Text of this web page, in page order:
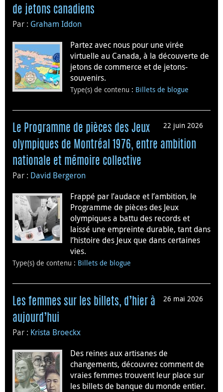
de jetons canadiens
Par : Graham Iddon
Partez avec nous pour une virée
virtuelle au Canada, à la découverte de
jetons de commerce et de jetons-
souvenirs.
Type(s) de contenu : Billets de blogue
22 juin 2026
Le Programme de pièces des Jeux
olympiques de Montréal 1976, entre ambition
nationale et mémoire collective
Par : David Bergeron
Frappé par l’audace et l’ambition, le
Programme de pièces des Jeux
olympiques a battu des records et
laissé une empreinte durable, tant dans
l’histoire des Jeux que dans certaines
vies.
Type(s) de contenu : Billets de blogue
26 mai 2026
Les femmes sur les billets, d’hier à
aujourd’hui
Par : Krista Broeckx
Des reines aux artisanes de
changements, découvrez comment de
vraies femmes trouvent leur place sur
les billets de banque du monde entier.